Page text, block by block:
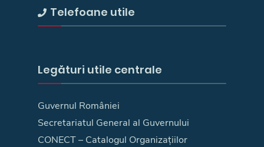
Telefoane utile
Legături utile centrale
Guvernul României
Secretariatul General al Guvernului
CONECT – Catalogul Organizațiilor